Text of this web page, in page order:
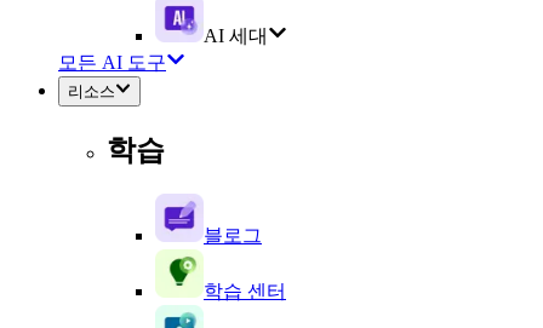
AI 세대
모든 AI 도구
리소스
학습
블로그
학습 센터